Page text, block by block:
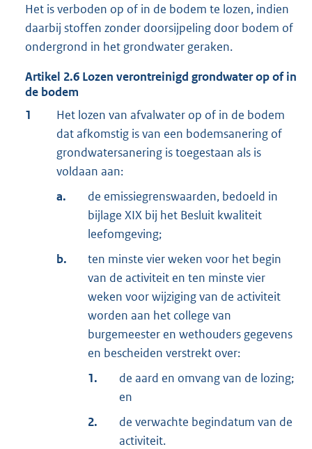
Het is verboden op of in de bodem te lozen, indien
daarbij stoffen zonder doorsijpeling door bodem of
ondergrond in het grondwater geraken.
Artikel 2.6 Lozen verontreinigd grondwater op of in
de bodem
1
Het lozen van afvalwater op of in de bodem
dat afkomstig is van een bodemsanering of
grondwatersanering is toegestaan als is
voldaan aan:
a.
de emissiegrenswaarden, bedoeld in
bijlage XIX bij het Besluit kwaliteit
leefomgeving;
b.
ten minste vier weken voor het begin
van de activiteit en ten minste vier
weken voor wijziging van de activiteit
worden aan het college van
burgemeester en wethouders gegevens
en bescheiden verstrekt over:
1.
de aard en omvang van de lozing;
en
2.
de verwachte begindatum van de
activiteit.